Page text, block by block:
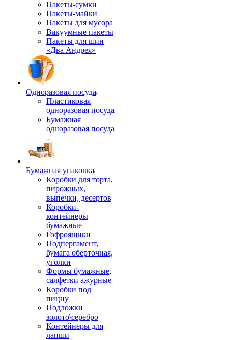
Пакеты-сумки
Пакеты-майки
Пакеты для мусора
Вакуумные пакеты
Пакеты для шин
«Два Андрея»
Одноразовая посуда
Пластиковая
одноразовая посуда
Бумажная
одноразовая посуда
Бумажная упаковка
Коробки для торта,
пирожных,
выпечки, десертов
Коробки-
контейнеры
бумажные
Гофроящики
Подпергамент,
бумага оберточная,
уголки
Формы бумажные,
салфетки ажурные
Коробки под
пиццу
Подложки
золото\серебро
Контейнеры для
лапши